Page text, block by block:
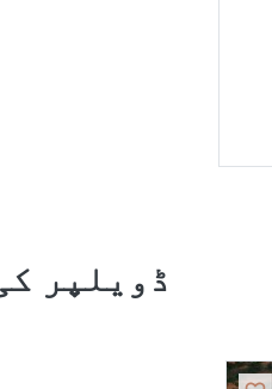
ڈویلپر